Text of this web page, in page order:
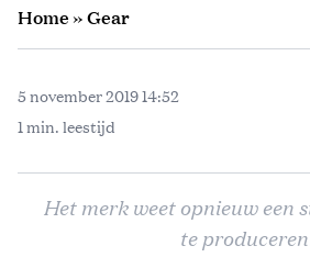
Home»Gear
5 november 2019 14:52
1 min. leestijd
Het merk weet opnieuw een
te